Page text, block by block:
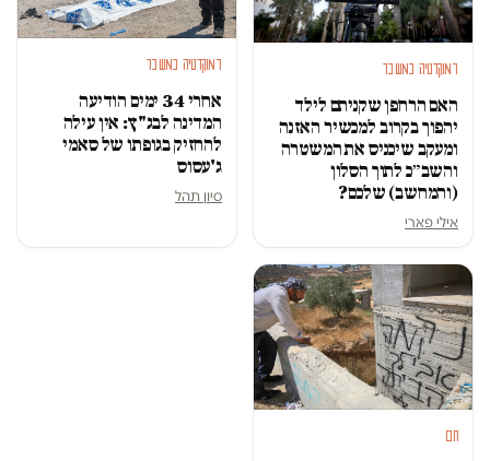
דמוקרטיה במשבר
האם הרחפן שקניתם לילד
יהפוך בקרוב למכשיר האזנה
ומעקב שיכניס את המשטרה
והשב״כ לתוך הסלון
(והמחשב) שלכם?
אילי פארי
דמוקרטיה במשבר
אחרי 34 ימים הודיעה
המדינה לבג"ץ: אין עילה
להחזיק בגופתו של סאמי
ג'עסוס
סיון תהל
חם